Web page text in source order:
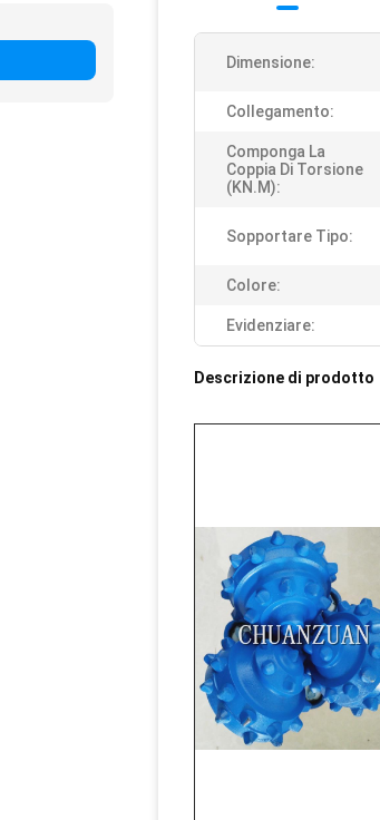
Dimensione:
Collegamento:
Componga La
Coppia Di Torsione
(KN.m):
Sopportare Tipo:
Colore:
Evidenziare:
Descrizione di prodotto